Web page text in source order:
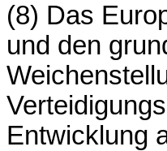
(8) Das
und den
Entwicklung